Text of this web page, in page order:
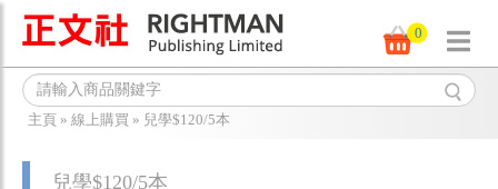
0
主頁 » 線上購買 » 兒學$120/5本
兒學$120/5本